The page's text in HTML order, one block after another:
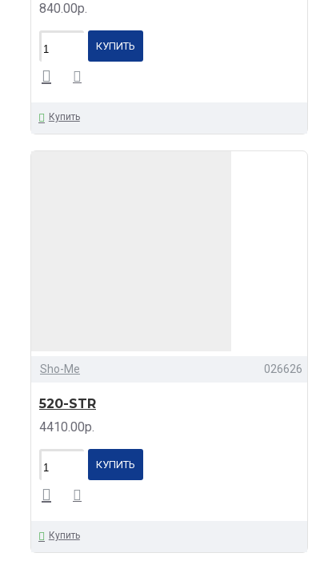
840.00р.
КУПИТЬ
Купить
Sho-Me 026626
520-STR
4410.00р.
КУПИТЬ
Купить